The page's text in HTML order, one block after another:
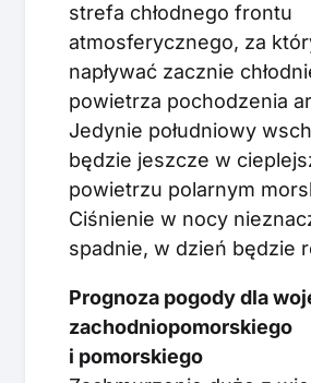
strefa chłodnego frontu
atmosferycznego, za
napływać zacznie
powietrza pochodzenia
Jedynie południowy
będzie jeszcze w
powietrzu polarnym
Ciśnienie w nocy
spadnie, w dzień będzie
Prognoza pogody dla
zachodniopomorskiego
i pomorskiego